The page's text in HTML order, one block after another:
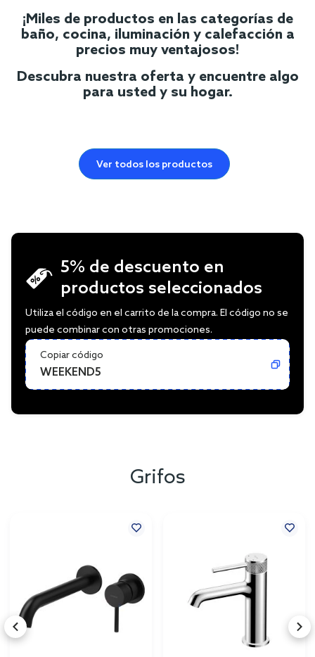
¡Miles de productos en las categorías de
baño, cocina, iluminación y calefacción a
precios muy ventajosos!
Descubra nuestra oferta y encuentre algo
para usted y su hogar.
Ver todos los productos
5% de descuento en
productos seleccionados
Utiliza el código en el carrito de la compra. El código no se
puede combinar con otras promociones.
Copiar código
WEEKEND5
Grifos